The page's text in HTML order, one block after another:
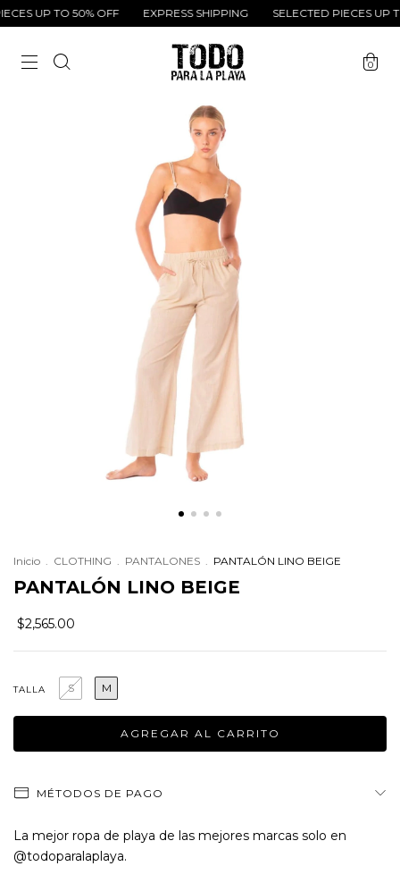
UP TO 50% OFF EXPRESS SHIPPING SELECTED PIECES UP
0
Inicio . CLOTHING . PANTALONES . PANTALÓN LINO BEIGE
PANTALÓN LINO BEIGE
$2,565.00
TALLA S M
MÉTODOS DE PAGO
La mejor ropa de playa de las mejores marcas solo en
@todoparalaplaya.